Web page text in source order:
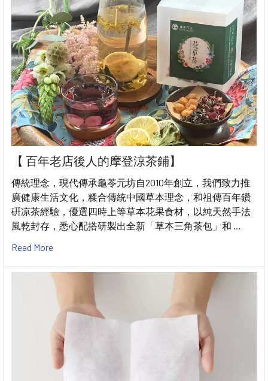
【 百年老店後人的摩登涼茶鋪】
傳統理念，現代傳承⿔苓元坊⾃2010年創⽴，我們致⼒推
廣健康⽣活⽂化，糅合傳統中國草本理念，和祖傳百年鑽
硏凉茶經驗，優選四時上等草本花果⾷材，以純天然⼿法
⾵乾封存，悉⼼配搭研製出全新「草本三⾓茶包」和 …
Read More